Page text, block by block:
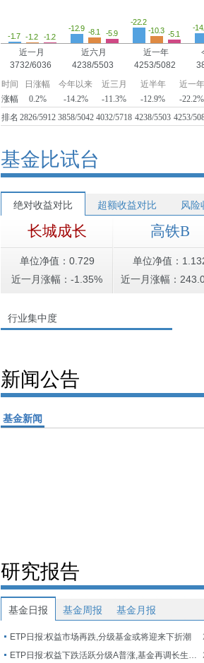
-1.7 -1.2 -1.2
近一月
3732/6036
-12.9 -8.1 -5.9
近六月
4238/5503
-22.2
-10.3 -5.1
近一年
4253/5082
-
时间
日涨幅 今年以来 近三月 近半年 近一年
涨幅
0.2% -14.2% -11.3% -12.9% -22.2%
排名 2826/5912 3858/5042 4032/5718 4238/5503 4253/
基金比试台
绝对收益对比 超额收益对比 风险
长城成长
单位净值：0.729
近一月涨幅：-1.35%
高铁B
单位净值：
近一月涨幅：
行业集中度
新闻公告
基金新闻
研究报告
基金日报 基金周报 基金月报
ETP日报:权益市场再跌,分级基金或将迎来下折潮
ETP日报:权益下跌活跃分级A普涨,基金再调长生生物估值